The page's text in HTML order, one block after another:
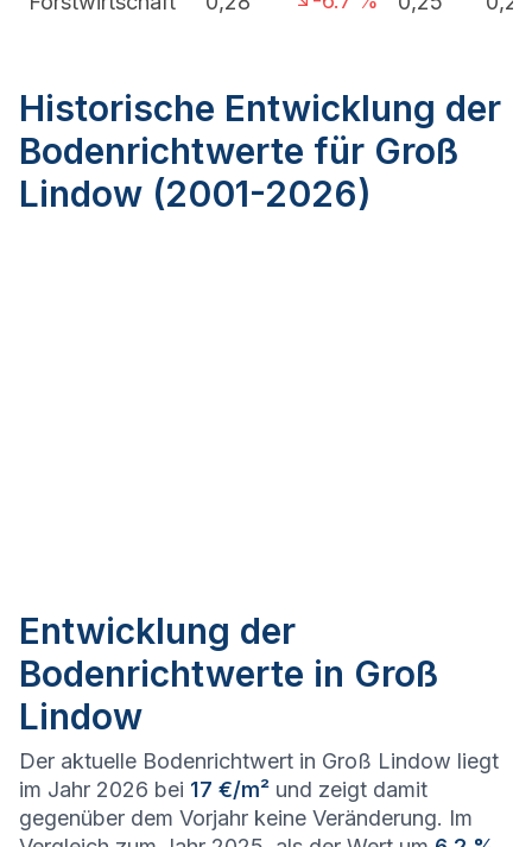
Historische Entwicklung der
Bodenrichtwerte für Groß
Lindow (2001-2026)
Entwicklung der
Bodenrichtwerte in Groß
Lindow
Der aktuelle Bodenrichtwert in Groß Lindow liegt
im Jahr 2026 bei 17 €/m² und zeigt damit
gegenüber dem Vorjahr keine Veränderung. Im